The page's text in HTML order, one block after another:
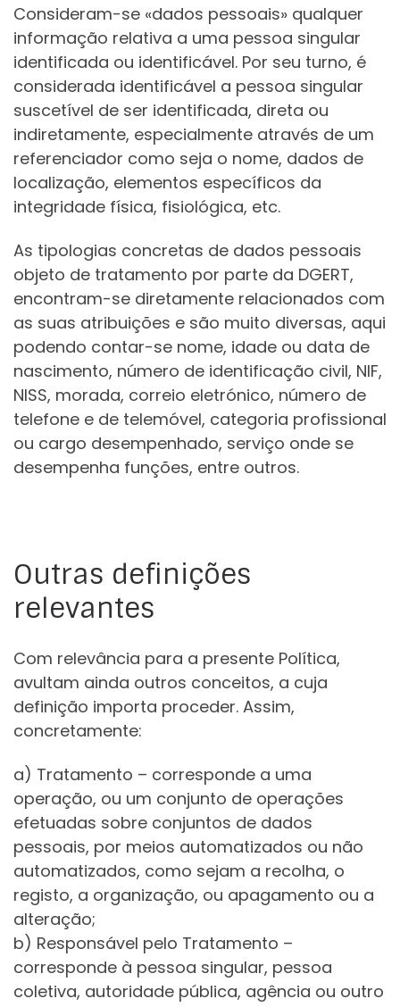
Consideram-se «dados pessoais» qualquer
informação relativa a uma pessoa singular
identificada ou identificável. Por seu turno, é
considerada identificável a pessoa singular
suscetível de ser identificada, direta ou
indiretamente, especialmente através de um
referenciador como seja o nome, dados de
localização, elementos específicos da
integridade física, fisiológica, etc.
As tipologias concretas de dados pessoais
objeto de tratamento por parte da DGERT,
encontram-se diretamente relacionados com
as suas atribuições e são muito diversas, aqui
podendo contar-se nome, idade ou data de
nascimento, número de identificação civil, NIF,
NISS, morada, correio eletrónico, número de
telefone e de telemóvel, categoria profissional
ou cargo desempenhado, serviço onde se
desempenha funções, entre outros.
Outras definições
relevantes
Com relevância para a presente Política,
avultam ainda outros conceitos, a cuja
definição importa proceder. Assim,
concretamente:
a) Tratamento – corresponde a uma
operação, ou um conjunto de operações
efetuadas sobre conjuntos de dados
pessoais, por meios automatizados ou não
automatizados, como sejam a recolha, o
registo, a organização, ou apagamento ou a
alteração;
b) Responsável pelo Tratamento –
corresponde à pessoa singular, pessoa
coletiva, autoridade pública, agência ou outro